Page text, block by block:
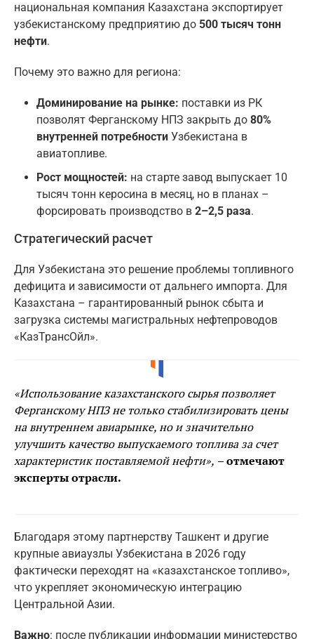
национальная компания Казахстана экспортирует
узбекистанскому предприятию до 500 тысяч тонн
нефти.
Почему это важно для региона:
Доминирование на рынке: поставки из РК
позволят Ферганскому НПЗ закрыть до 80%
внутренней потребности Узбекистана в
авиатопливе.
Рост мощностей: на старте завод выпускает 10
тысяч тонн керосина в месяц, но в планах –
форсировать производство в 2–2,5 раза.
Стратегический расчет
Для Узбекистана это решение проблемы топливного
дефицита и зависимости от дальнего импорта. Для
Казахстана – гарантированный рынок сбыта и
загрузка системы магистральных нефтепроводов
«КазТрансОйл».
«Использование казахстанского сырья позволяет
Ферганскому НПЗ не только стабилизировать цены
на внутреннем авиарынке, но и значительно
улучшить качество выпускаемого топлива за счет
характеристик поставляемой нефти», – отмечают
эксперты отрасли.
Благодаря этому партнерству Ташкент и другие
крупные авиаузлы Узбекистана в 2026 году
фактически переходят на «казахстанское топливо»,
что укрепляет экономическую интеграцию
Центральной Азии.
Важно: после публикации информации министерство